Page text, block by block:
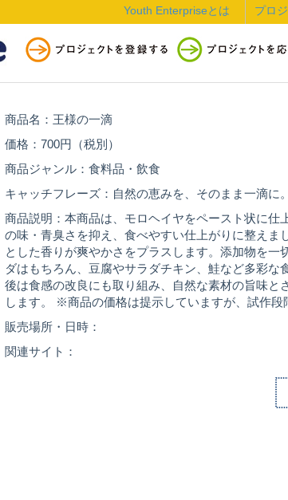
プロ
Youth Enterpriseとは
商品名：王様の一滴
価格：700円（税別）
商品ジャンル：食料品・飲食
キャッチフレーズ：自然の恵みを、そのまま一滴に。
商品説明：本商品は、モロヘイヤをペースト状に
の味・青臭さを抑え、食べやすい仕上がりに整えま
とした香りが爽やかさをプラスします。添加物を
ダはもちろん、豆腐やサラダチキン、鮭など多彩
後は食感の改良にも取り組み、自然な素材の旨味
します。 ※商品の価格は提示していますが、試作段
販売場所・日時：
関連サイト：